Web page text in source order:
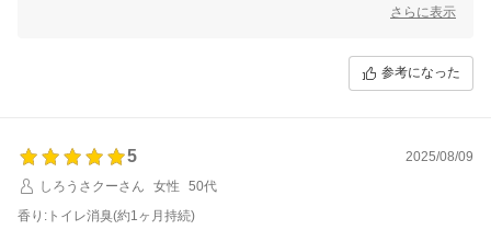
時も弱めの自然気化をしているため、常にほんのり香ります。
中和消臭による効果効能と、爽やかでスッキリとした香りが、いつもの
さらに表示
参考になった
5
2025/08/09
しろうさクーさん
女性
50代
香り:トイレ消臭(約1ヶ月持続)